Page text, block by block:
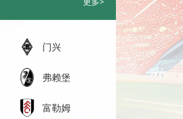
门兴
弗赖堡
富勒姆